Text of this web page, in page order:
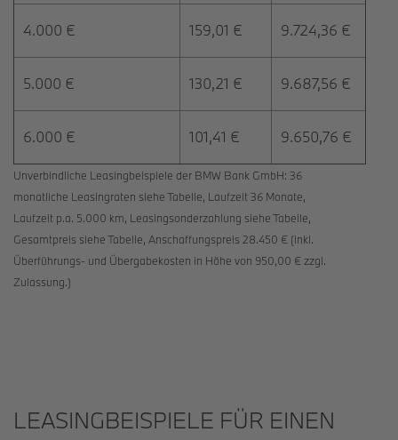
4.000 € 159,01 € 9.724,36 €
5.000 € 130,21 € 9.687,56 €
6.000 € 101,41 € 9.650,76 €
Unverbindliche Leasingbeispiele der BMW Bank GmbH: 36
monatliche Leasingraten siehe Tabelle, Laufzeit 36 Monate,
Laufzeit p.a. 5.000 km, Leasingsonderzahlung siehe Tabelle,
Gesamtpreis siehe Tabelle, Anschaffungspreis 28.450 € (inkl.
Überführungs- und Übergabekosten in Höhe von 950,00 € zzgl.
Zulassung.)
LEASINGBEISPIELE FÜR EINEN